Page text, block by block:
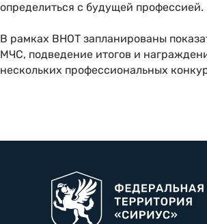
определиться с будущей профессией.
В рамках ВНОТ запланированы
МЧС, подведение итогов и
нескольких профессиональных